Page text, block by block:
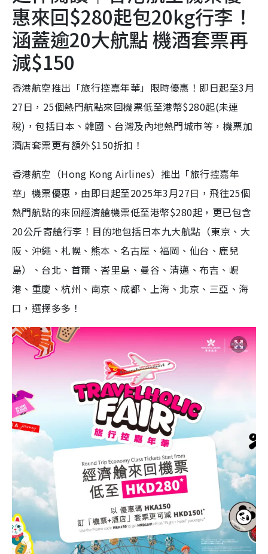
惠來回$280起包20kg行李！
涵蓋逾20大航點 機酒套票再
減$150
香港航空推出「旅行控嘉年華」限時優惠！即日起至3月
27日，25個熱門航點來回機票低至港幣$280起(未連
稅)，包括日本、韓國、台灣及內地熱門城市等，機票加
酒店套票更有額外$150折扣！
香港航空（Hong Kong Airlines）推出「旅行控嘉年
華」機票優惠，由即日起至2025年3月27日，飛往25個
熱門航點的來回經濟艙機票低至港幣$280起，更已包含
20公斤寄艙行李！目的地包括日本九大航點（東京、大
阪、沖繩、札幌、熊本、名古屋、福岡、仙台、鹿兒
島）、台北、首爾、峇里島、曼谷、清邁、布吉、峴
港、重慶、杭州、南京、成都、上海、北京、三亞、海
口，選擇多多！